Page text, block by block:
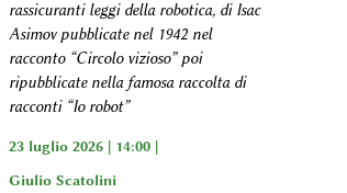
rassicuranti leggi della robotica, di Isac
Asimov pubblicate nel 1942 nel
racconto “Circolo vizioso” poi
ripubblicate nella famosa raccolta di
racconti “Io robot”
23 luglio 2026 | 14:00 |
Giulio Scatolini